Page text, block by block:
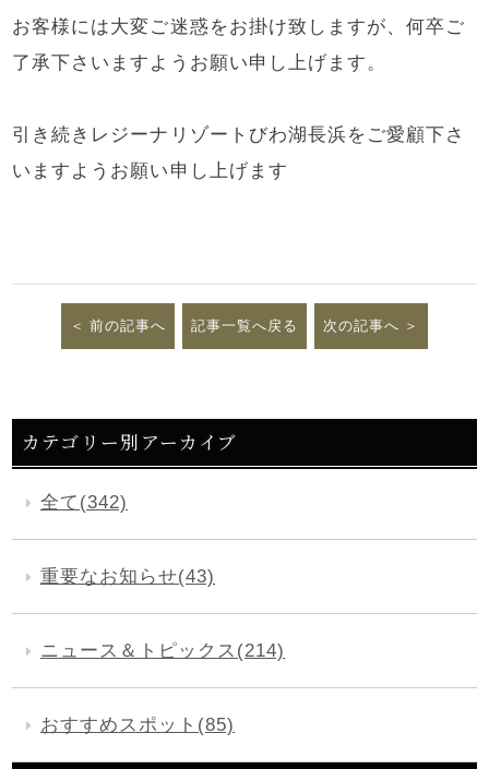
お客様には大変ご迷惑をお掛け致しますが、何卒ご
了承下さいますようお願い申し上げます。
引き続きレジーナリゾートびわ湖長浜をご愛顧下さ
いますようお願い申し上げます
前の記事へ 記事一覧へ戻る 次の記事へ
カテゴリー別アーカイブ
全て(342)
重要なお知らせ(43)
ニュース＆トピックス(214)
おすすめスポット(85)